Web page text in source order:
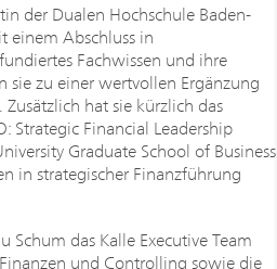
der Dualen Hochschule Baden-
Abschluss in
Fachwissen und ihre
sie zu einer wertvollen Ergänzung
Zusätzlich hat sie kürzlich das
Strategic Financial Leadership
Graduate School of Business
in strategischer Finanzführung
Schum das Kalle Executive Team
und Controlling sowie die